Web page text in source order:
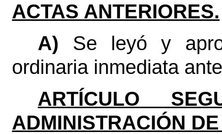
ACTAS ANTERIORES.
A) Se leyó y
ordinaria inmediata
ARTÍCULO
ADMINISTRACIÓN